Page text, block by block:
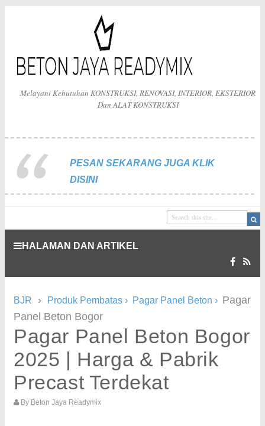
Melayani Kebutuhan KONSTRUKSI, RENOVASI, INTERIOR, EKSTERIOR
Dan ALAT KONSTRUKSI
PESAN SEKARANG JUGA KLIK
DISINI
HALAMAN DAN ARTIKEL
BJR › Produk Pembatas › Pagar Panel Beton › Pagar
Panel Beton Bogor
Pagar Panel Beton Bogor
2025 | Harga & Pabrik
Precast Terdekat
By Beton Jaya Readymix